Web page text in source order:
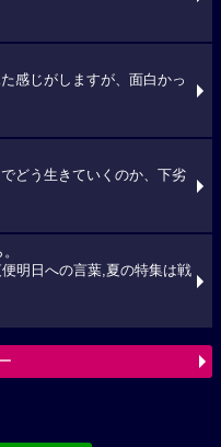
感じがしますが、面白かっ
どう生きていくのか、下劣
明日への言葉,夏の特集は戦